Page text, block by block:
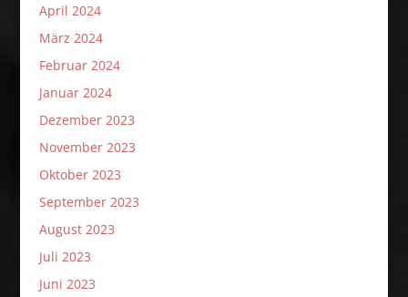
April 2024
März 2024
Februar 2024
Januar 2024
Dezember 2023
November 2023
Oktober 2023
September 2023
August 2023
Juli 2023
Juni 2023